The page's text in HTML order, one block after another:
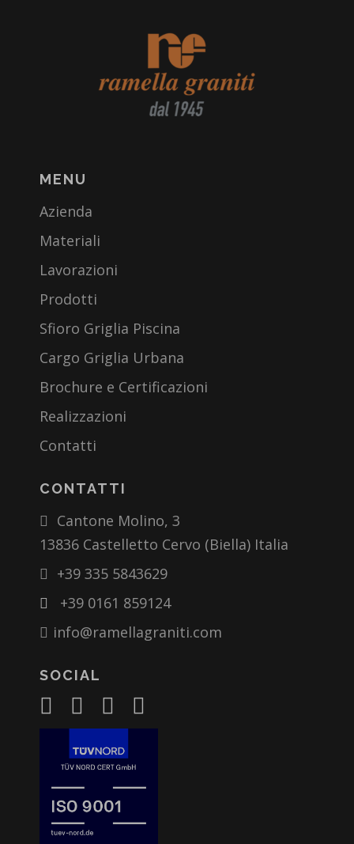
MENU
Azienda
Materiali
Lavorazioni
Prodotti
Sfioro Griglia Piscina
Cargo Griglia Urbana
Brochure e Certificazioni
Realizzazioni
Contatti
CONTATTI
Cantone Molino, 3
13836 Castelletto Cervo (Biella) Italia
+39 335 5843629
+39 0161 859124
info@ramellagraniti.com
SOCIAL